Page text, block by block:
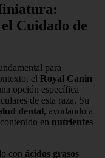
Cuidado de
para
el Royal Canin
opción específica
de esta raza. Su
dental, ayudando a
en nutrientes
con ácidos grasos